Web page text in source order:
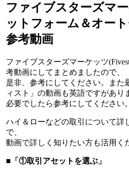
ファイブスターズマ
ットフォーム＆オー
参考動画
ファイブスターズマーケッツ
考動画にしてまとめましたので、
是非、参考にしてください。また
ィスト」の動画も英語ですがあり
必要でしたら参考にしてください。
ハイ＆ローなどの取引について詳
で、
動画で詳しく知りたい方も活用く
■「①取引アセットを選ぶ」